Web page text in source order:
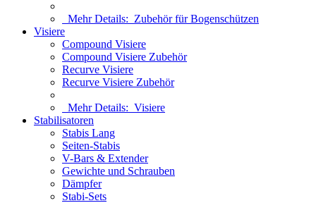
Mehr Details: Zubehör für Bogenschützen
Visiere
Compound Visiere
Compound Visiere Zubehör
Recurve Visiere
Recurve Visiere Zubehör
Mehr Details: Visiere
Stabilisatoren
Stabis Lang
Seiten-Stabis
V-Bars & Extender
Gewichte und Schrauben
Dämpfer
Stabi-Sets